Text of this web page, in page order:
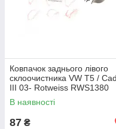
Ковпачок заднього лівого
склоочистника VW T5 /
III 03- Rotweiss RWS1380
В наявності
87 ₴